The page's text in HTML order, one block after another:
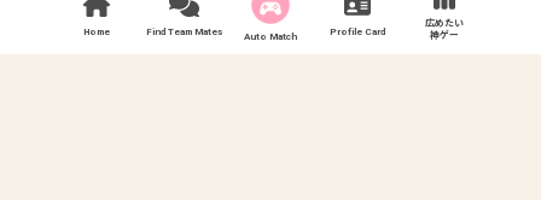
Home Find Team Mates Auto Match Profile Card
広めたい
神ゲー